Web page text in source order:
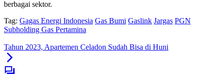
berbagai sektor.
Tag: Gagas Energi Indonesia Gas Bumi Gaslink Jargas PGN
Subholding Gas Pertamina
Tahun 2023, Apartemen Celadon Sudah Bisa di Huni